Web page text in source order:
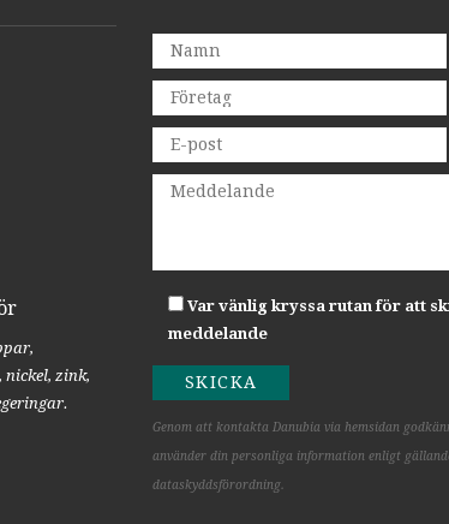
zink,
Var vänlig kryssa rutan för att
meddelande
Genom att kontakta Danubia via hemsidan
använder din personliga information enligt
dataskyddsförordning.